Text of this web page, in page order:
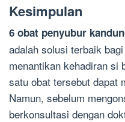
Kesimpulan
6 obat penyubur
adalah solusi terbaik
menantikan kehadiran si
satu obat tersebut dapat
Namun, sebelum
berkonsultasi dengan